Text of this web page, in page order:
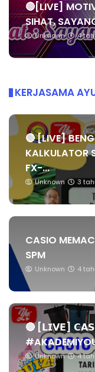
🔴[LIVE]
SIHAT,
Unknown 4
KERJASAMA
🔴 [LIVE]
KALKULATOR
FX-...
Unknown 3
CASIO
SPM
Unknown 4
🔴 [𝗟𝗜𝗩𝗘]
Unknown 4